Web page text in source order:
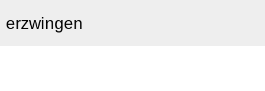
erzwingen